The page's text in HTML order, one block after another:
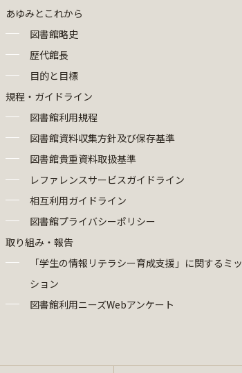
あゆみとこれから
図書館略史
歴代館長
目的と目標
規程・ガイドライン
図書館利用規程
図書館資料収集方針及び保存基準
図書館貴重資料取扱基準
レファレンスサービスガイドライン
相互利用ガイドライン
図書館プライバシーポリシー
取り組み・報告
「学生の情報リテラシー育成支援」に関するミッ
ション
図書館利用ニーズWebアンケート